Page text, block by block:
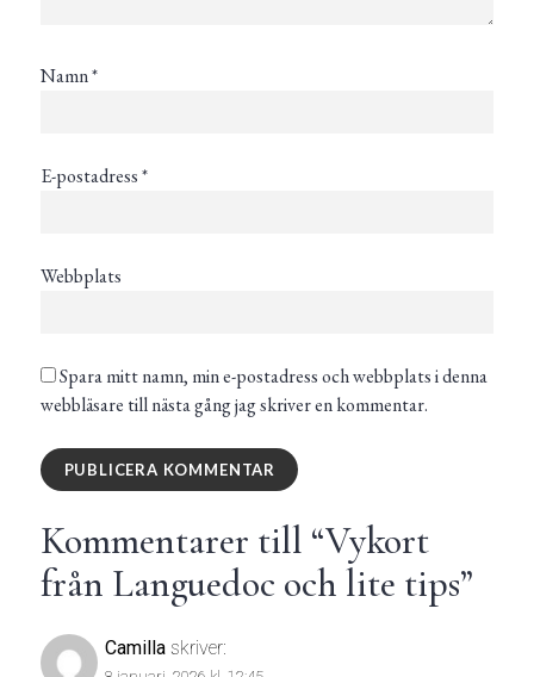
Namn*
E-postadress*
Webbplats
Spara mitt namn, min e-postadress och webbplats i denna
webbläsare till nästa gång jag skriver en kommentar.
Kommentarer till “Vykort
från Languedoc och lite tips”
Camilla skriver: